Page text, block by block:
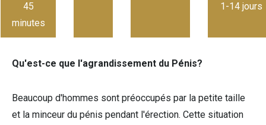
45
minutes
1-14 jours
Qu'est-ce que l'agrandissement du Pénis?
Beaucoup d'hommes sont préoccupés par la petite taille
et la minceur du pénis pendant l'érection. Cette situation